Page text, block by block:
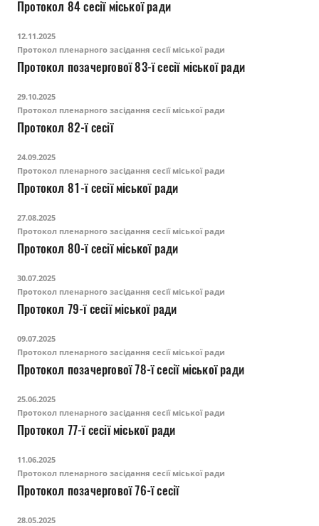
Протокол 84 сесії міської ради
12.11.2025
Протокол пленарного засідання сесії міської ради
Протокол позачергової 83-ї сесії міської ради
29.10.2025
Протокол пленарного засідання сесії міської ради
Протокол 82-ї сесії
24.09.2025
Протокол пленарного засідання сесії міської ради
Протокол 81-ї сесії міської ради
27.08.2025
Протокол пленарного засідання сесії міської ради
Протокол 80-ї сесії міської ради
30.07.2025
Протокол пленарного засідання сесії міської ради
Протокол 79-ї сесії міської ради
09.07.2025
Протокол пленарного засідання сесії міської ради
Протокол позачергової 78-ї сесії міської ради
25.06.2025
Протокол пленарного засідання сесії міської ради
Протокол 77-ї сесії міської ради
11.06.2025
Протокол пленарного засідання сесії міської ради
Протокол позачергової 76-ї сесії
28.05.2025